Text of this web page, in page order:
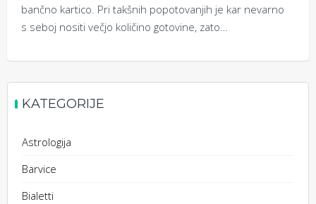
bančno kartico. Pri takšnih popotovanjih je kar nevarno
s seboj nositi večjo količino gotovine, zato…
KATEGORIJE
Astrologija
Barvice
Bialetti